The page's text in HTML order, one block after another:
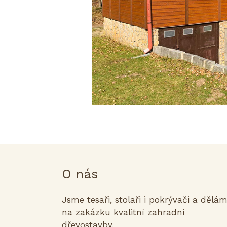
O nás
Jsme tesaři, stolaři i pokrývači a
na zakázku kvalitní zahradní
dřevostavby.